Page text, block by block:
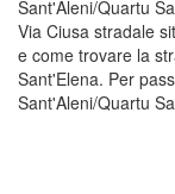
Sant'Aleni/Quartu
Via Ciusa stradale
e come trovare la
Sant'Elena. Per
Sant'Aleni/Quartu